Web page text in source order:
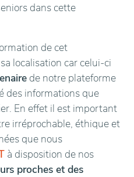
dans cette
de cet
localisation car celui-ci
de notre plateforme
des informations que
En effet il est important
irréprochable, éthique et
que nous
à disposition de nos
proches et des